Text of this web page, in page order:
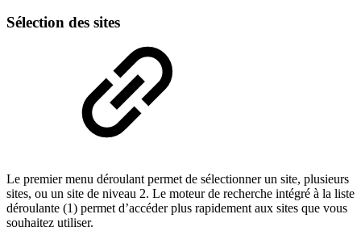
Sélection des sites
Le premier menu déroulant permet de sélectionner un site, plusieurs
sites, ou un site de niveau 2. Le moteur de recherche intégré à la liste
déroulante (1) permet d’accéder plus rapidement aux sites que vous
souhaitez utiliser.